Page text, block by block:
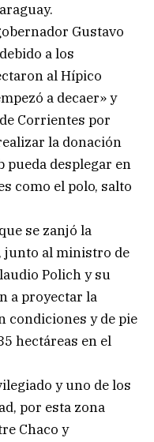
Gustavo
a los
al Hípico
a decaer» y
Corrientes por
la donación
pueda desplegar en
como el polo, salto
se zanjó la
junto al ministro de
Polich y su
a proyectar la
condiciones y de pie
hectáreas en el
y uno de los
por esta zona
Chaco y